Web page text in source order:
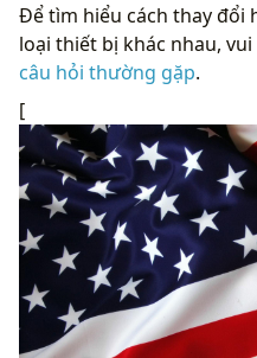
Để tìm hiểu cách thay đổi
loại thiết bị khác nhau,
câu hỏi thường gặp.
[